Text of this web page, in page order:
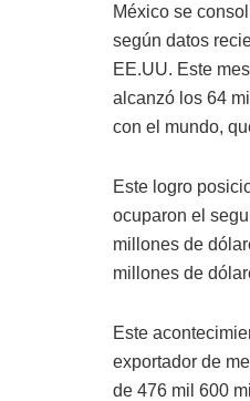
México se
según datos
EE.UU. Este
alcanzó los 64
con el mundo,
Este logro
ocuparon el
millones de
millones de
Este
exportador de
de 476 mil 600